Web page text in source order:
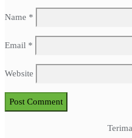
Name *
Email *
Website